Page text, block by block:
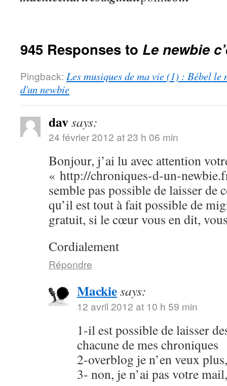
945 Responses to Le newbie
Pingback: Les musiques de ma vie (1) : Bébel le
d'un newbie
davsays:
24 février 2012 at 23 h 06 min
Bonjour, j’ai lu avec attention
« http://chroniques-d-un-
semble pas possible de laisser de
qu’il est tout à fait possible de
gratuit, si le cœur vous en dit,
Cordialement
Répondre
Mackiesays:
12 avril 2012 at 10 h 59 min
1-il est possible de laisser
chacune de mes chroniques
2-overblog je n’en veux
3- non, je n’ai pas votre